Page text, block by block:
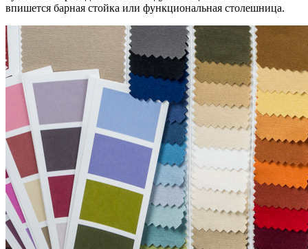
впишется барная стойка или функциональная столешница.